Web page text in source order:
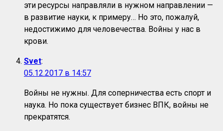
эти ресурсы направляли в нужном направлении —
в развитие науки, к примеру… Но это, пожалуй,
недостижимо для человечества. Войны у нас в
крови.
Svet:
05.12.2017 в 14:57
Войны не нужны. Для соперничества есть спорт и
наука. Но пока существует бизнес ВПК, войны не
прекратятся.